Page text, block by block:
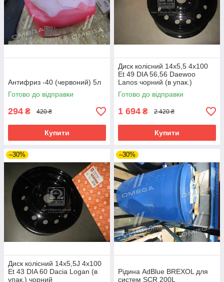
Антифриз -40 (червоний) 5л
Готово до відправки
294 ₴ 420 ₴
Купити
Диск колісний 14х5,5 4x100
Et 49 DIA 56,56 Daewoo
Lanos чорний (в упак.)
Готово до відправки
1 694 ₴ 2 420 ₴
Купити
–30%
Диск колісний 14х5,5J 4x100
Et 43 DIA 60 Dacia Logan (в
упак.) чорний
–30%
Рідина AdBlue BREXOL для
систем SCR 200L